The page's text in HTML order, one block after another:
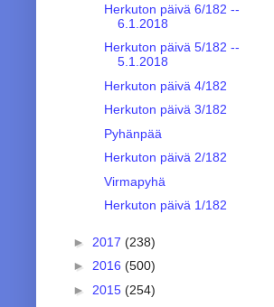
Herkuton päivä 6/182 --
6.1.2018
Herkuton päivä 5/182 --
5.1.2018
Herkuton päivä 4/182
Herkuton päivä 3/182
Pyhänpää
Herkuton päivä 2/182
Virmapyhä
Herkuton päivä 1/182
► 2017 (238)
► 2016 (500)
► 2015 (254)